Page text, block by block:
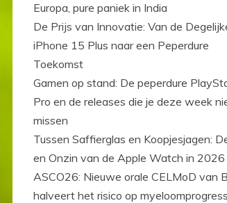
Europa, pure paniek in India
De Prijs van Innovatie: Van de
iPhone 15 Plus naar een Peperdure
Toekomst
Gamen op stand: De peperdure
Pro en de releases die je deze week
missen
Tussen Saffierglas en Koopjesjagen:
en Onzin van de Apple Watch in 2026
ASCO26: Nieuwe orale CELMoD van
halveert het risico op